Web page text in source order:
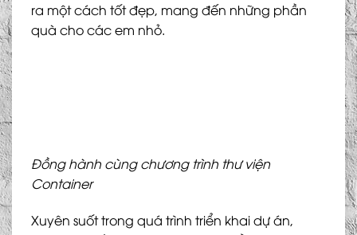
ra một cách tốt đẹp, mang đến những phần
quà cho các em nhỏ.
Đồng hành cùng chương trình thư viện
Container
Xuyên suốt trong quá trình triển khai dự án,